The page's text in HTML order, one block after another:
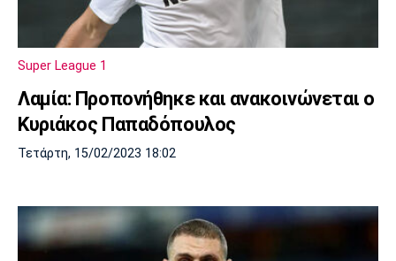
Super League 1
Λαμία: Προπονήθηκε και ανακοινώνεται ο
Κυριάκος Παπαδόπουλος
Τετάρτη, 15/02/2023 18:02